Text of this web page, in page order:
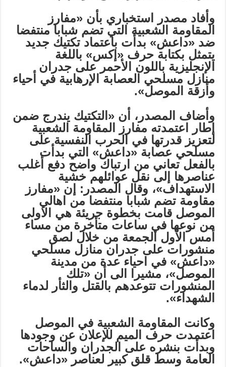
وأفاد مصدر استخباري بأن «مفارز
المقاومة الشعبية التي تضم شبابا منتفضا
ضد «داعش» بدأت باعتماد تكتيك جديد
يتمثل بكتابة حرف «إكس» باللغة
الإنجليزية باللون الأحمر على جدران
منازل مسلحي العصابة الإرهابية في أحياء
وأزقة الموصل».
وأضاف المصدر، أن «التكتيك يندرج ضمن
إطار اعتمدته مفارز المقاومة الشعبية
لتعزيز قدرتها في الحرب النفسية على
مسلحي عصابة «داعش» التي بدأت
بالفعل تعاني من ارتباك واضح دفع أغلب
عناصرها إلى نقل عوائلهم خشية
الاستهداف»، وقال المصدر: إن «مفارز
مقاومة تضم شبابا منتفضا من اهالي
الموصل قامت بخطوة جريئة هي الاولى
من نوعها في ساعات متأخرة من مساء
أمس الأول الجمعة من خلال لصق
منشورات على جدران منازل مسلحي
«داعش» في احياء عدة من مدينة
الموصل»، مشيرا الى أن «تلك
المنشورات تتوعدهم بالقتل والثأر لدماء
الشهداء».
وكانت المقاومة الشعبية في الموصل
اعتمدت حرف الميم للإعلان عن وجودها
وبدأت بنشره على الجدران والساحات
العامة وسط قلق كبير لعناصر «داعش».